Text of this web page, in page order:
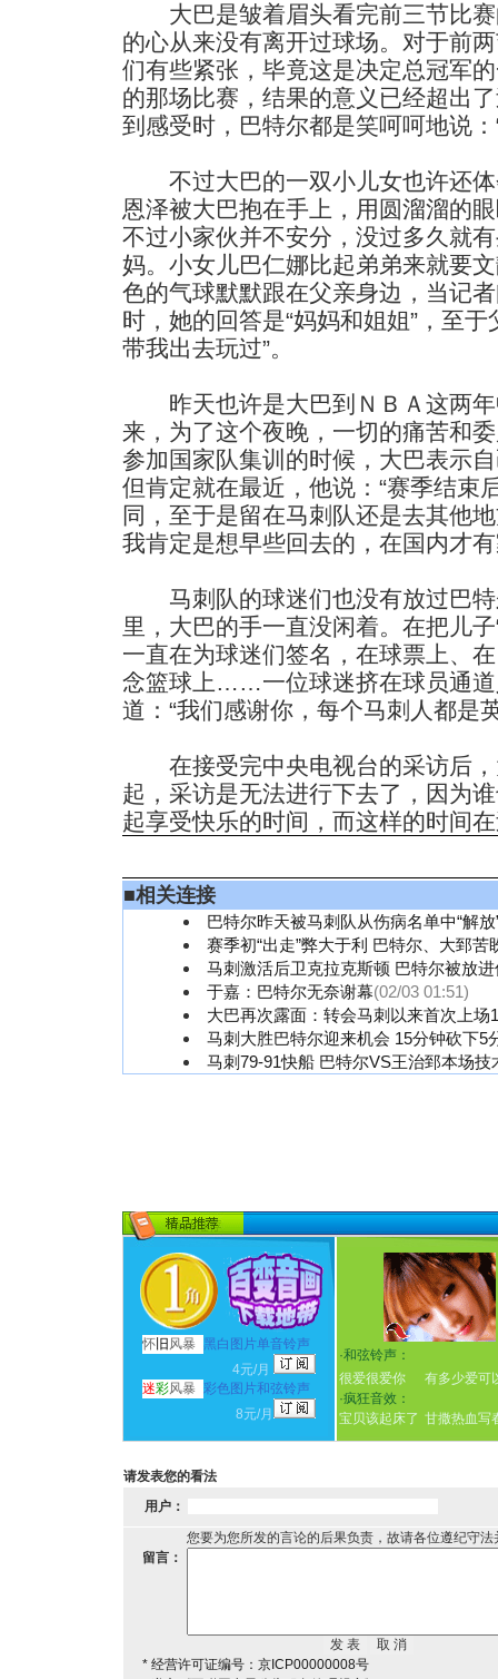
大巴是皱着眉头看完前三节比赛
的心从来没有离开过球场。对于前
们有些紧张，毕竟这是决定总冠军
的那场比赛，结果的意义已经超出
到感受时，巴特尔都是笑呵呵地说
不过大巴的一双小儿女也许还体
恩泽被大巴抱在手上，用圆溜溜的
不过小家伙并不安分，没过多久就
妈。小女儿巴仁娜比起弟弟来就要
色的气球默默跟在父亲身边，当记
时，她的回答是“妈妈和姐姐”，至
带我出去玩过”。
昨天也许是大巴到ＮＢＡ这两年
来，为了这个夜晚，一切的痛苦和
参加国家队集训的时候，大巴表示
但肯定就在最近，他说：“赛季结束
同，至于是留在马刺队还是去其他
我肯定是想早些回去的，在国内才
马刺队的球迷们也没有放过巴特
里，大巴的手一直没闲着。在把儿
一直在为球迷们签名，在球票上、
念篮球上……一位球迷挤在球员通道
道：“我们感谢你，每个马刺人都是
在接受完中央电视台的采访后，
起，采访是无法进行下去了，因为
起享受快乐的时间，而这样的时间
■相关连接
巴特尔昨天被马刺队从伤病名单中“解放
赛季初“出走”弊大于利 巴特尔、大郅苦
马刺激活后卫克拉克斯顿 巴特尔被放
于嘉：巴特尔无奈谢幕(02/03 01:51)
大巴再次露面：转会马刺以来首次上场
马刺大胜巴特尔迎来机会 15分钟砍下5
马刺79-91快船 巴特尔VS王治郅本场技
怀 旧 风暴
黑白图片单音铃声
4元/月
迷彩风暴 彩色图片和弦铃声
8元/月
·和弦铃声：
很爱很爱你
有多少爱可
·疯狂音效：
宝贝该起床了 甘撒热血写
请发表您的看法
用户：
您要为您所发的言论的后果负责，故请各位遵纪守
留言：
* 经营许可证编号：京ICP00000008号